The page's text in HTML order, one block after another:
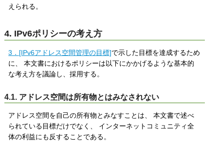
えられる。
4. IPv6ポリシーの考え方
3．[IPv6アドレス空間管理の目標]で示した目標を達成するため
に、 本文書におけるポリシーは以下にかかげるような基本的
な考え方を議論し、採用する。
4.1. アドレス空間は所有物とはみなされない
アドレス空間を自己の所有物とみなすことは、 本文書で述べ
られている目標だけでなく、 インターネットコミュニティ全
体の利益にも反することである。